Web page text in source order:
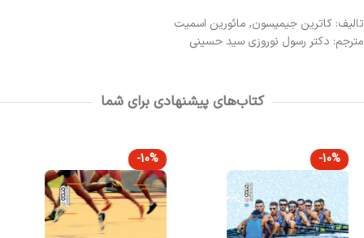
تالیف: کاترین جیمیسون, مائورین اسمیت
مترجم: دکتر رسول نوروزی سید حسینی
کتاب‌های پیشنهادی برای شما
-10%
-10%